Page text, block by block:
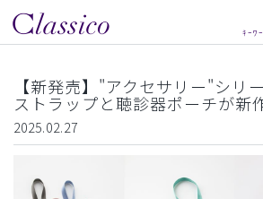
【新発売】"アクセサリー"シリ
ストラップと聴診器ポーチが新
2025.02.27